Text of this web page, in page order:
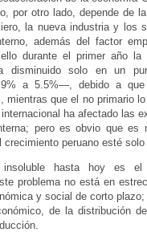
por otro lado, depende de
la nueva industria y los
además del factor
durante el primer año la
disminuido solo en un
a 5.5%—, debido a
mientras que el no primario
ha afectado las
pero es obvio que es
crecimiento peruano esté solo
insoluble hasta hoy es el
problema no está en
y social de corto plazo;
de la distribución